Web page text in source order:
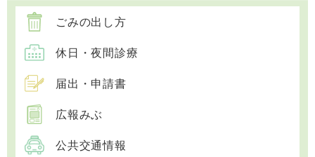
ごみの出し方
休日・夜間診療
届出・申請書
広報みぶ
公共交通情報